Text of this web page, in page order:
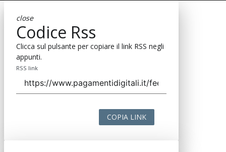
close
Codice Rss
Clicca sul pulsante per copiare il link RSS negli
appunti.
RSS link
COPIA LINK